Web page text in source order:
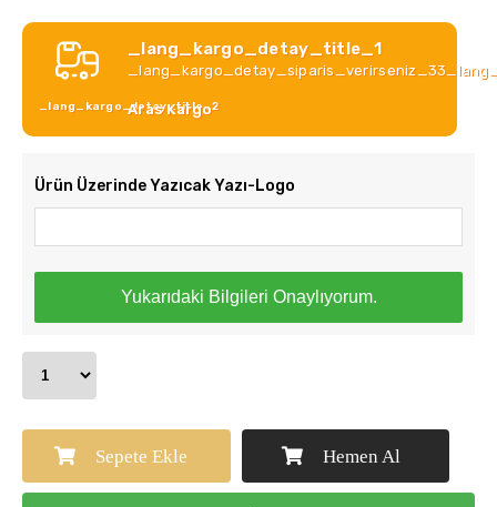
_lang_kargo_detay_title_1
_lang_kargo_detay_title_2
Aras Kargo
Ürün Üzerinde Yazıcak Yazı-Logo
Yukarıdaki Bilgileri Onaylıyorum.
Sepete Ekle Hemen Al